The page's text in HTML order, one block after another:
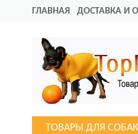
ГЛАВНАЯ ДОСТАВКА И
ТОВАРЫ ДЛЯ СОБАК